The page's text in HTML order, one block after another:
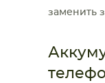
заменить